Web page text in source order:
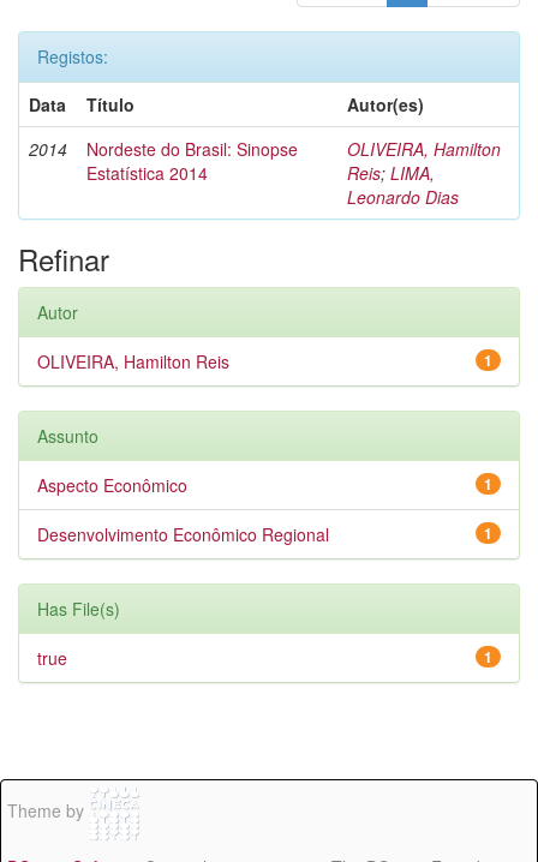
Registos:
Data
Título
Autor(es)
2014
Nordeste do Brasil: Sinopse
Estatística 2014
OLIVEIRA, Hamilton
Reis; LIMA,
Leonardo Dias
Refinar
Autor
1
OLIVEIRA, Hamilton Reis
Assunto
1
Aspecto Econômico
1
Desenvolvimento Econômico Regional
Has File(s)
1
true
Theme by